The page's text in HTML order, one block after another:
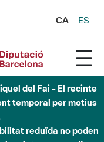
CA ES
del Fai - El recinte
temporal per motius
reduïda no poden